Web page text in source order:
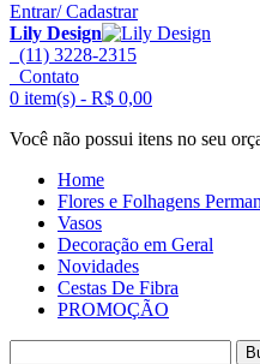
Entrar/ Cadastrar
Lily Design
(11) 3228-2315
Contato
0 item(s) - R$ 0,00
Você não possui itens no seu
Home
Flores e Folhagens
Vasos
Decoração em Geral
Novidades
Cestas De Fibra
PROMOÇÃO